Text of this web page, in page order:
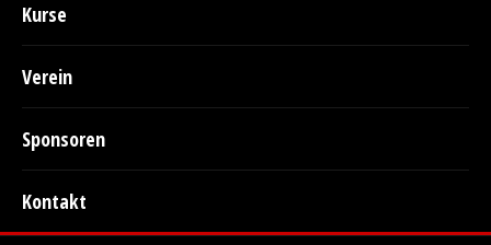
Kurse
Verein
Sponsoren
Kontakt